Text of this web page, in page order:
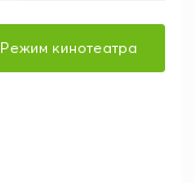
Режим кинотеатра